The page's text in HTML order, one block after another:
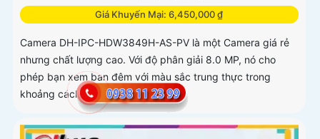
Giá Khuyến Mại: 6,450,000 ₫
Camera DH-IPC-HDW3849H-AS-PV là một Camera giá rẻ
nhưng chất lượng cao. Với độ phân giải 8.0 MP, nó cho
phép bạn xem ban đêm với màu sắc trung thực trong
khoảng cách 30m